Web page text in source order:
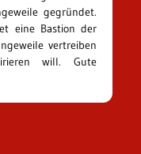
gegründet.
eine Bastion der
vertreiben
will. Gute